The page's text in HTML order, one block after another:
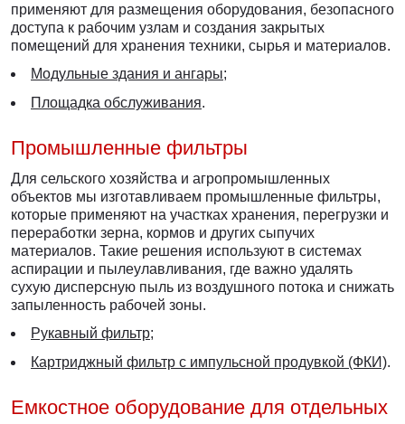
применяют для размещения оборудования, безопасного
доступа к рабочим узлам и создания закрытых
помещений для хранения техники, сырья и материалов.
Модульные здания и ангары;
Площадка обслуживания.
Промышленные фильтры
Для сельского хозяйства и агропромышленных
объектов мы изготавливаем промышленные фильтры,
которые применяют на участках хранения, перегрузки и
переработки зерна, кормов и других сыпучих
материалов. Такие решения используют в системах
аспирации и пылеулавливания, где важно удалять
сухую дисперсную пыль из воздушного потока и снижать
запыленность рабочей зоны.
Рукавный фильтр;
Картриджный фильтр с импульсной продувкой (ФКИ).
Емкостное оборудование для отдельных